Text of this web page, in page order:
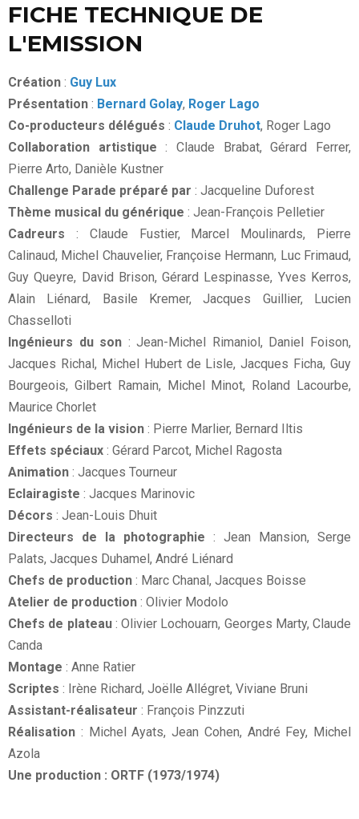
FICHE TECHNIQUE DE
L'EMISSION
Création : Guy Lux
Présentation : Bernard Golay, Roger Lago
Co-producteurs délégués : Claude Druhot, Roger Lago
Collaboration artistique : Claude Brabat, Gérard Ferrer,
Pierre Arto, Danièle Kustner
Challenge Parade préparé par : Jacqueline Duforest
Thème musical du générique : Jean-François Pelletier
Cadreurs : Claude Fustier, Marcel Moulinards, Pierre
Calinaud, Michel Chauvelier, Françoise Hermann, Luc Frimaud,
Guy Queyre, David Brison, Gérard Lespinasse, Yves Kerros,
Alain Liénard, Basile Kremer, Jacques Guillier, Lucien
Chasselloti
Ingénieurs du son : Jean-Michel Rimaniol, Daniel Foison,
Jacques Richal, Michel Hubert de Lisle, Jacques Ficha, Guy
Bourgeois, Gilbert Ramain, Michel Minot, Roland Lacourbe,
Maurice Chorlet
Ingénieurs de la vision : Pierre Marlier, Bernard Iltis
Effets spéciaux : Gérard Parcot, Michel Ragosta
Animation : Jacques Tourneur
Eclairagiste : Jacques Marinovic
Décors : Jean-Louis Dhuit
Directeurs de la photographie : Jean Mansion, Serge
Palats, Jacques Duhamel, André Liénard
Chefs de production : Marc Chanal, Jacques Boisse
Atelier de production : Olivier Modolo
Chefs de plateau: Olivier Lochouarn, Georges Marty, Claude
Canda
Montage : Anne Ratier
Scriptes : Irène Richard, Joëlle Allégret, Viviane Bruni
Assistant-réalisateur : François Pinzzuti
Réalisation : Michel Ayats, Jean Cohen, André Fey, Michel
Azola
Une production : ORTF (1973/1974)